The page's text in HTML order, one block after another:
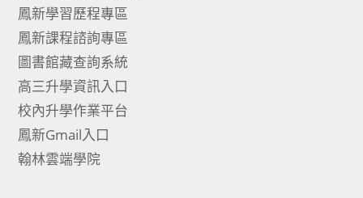
鳳新學習歷程專區
鳳新課程諮詢專區
圖書館藏查詢系統
高三升學資訊入口
校內升學作業平台
鳳新Gmail入口
翰林雲端學院